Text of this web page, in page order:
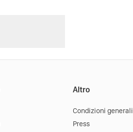
Altro
Condizioni generali
Press